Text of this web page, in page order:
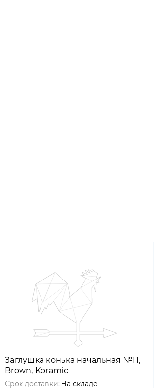
Заглушка конька начальная №11,
Brown, Koramic
Срок доставки: На складе